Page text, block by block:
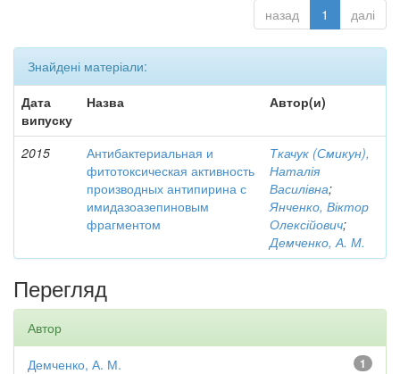
назад 1 далі
Знайдені матеріали:
Дата
випуску
Назва Автор(и)
2015
Антибактериальная и
фитотоксическая активность
производных антипирина с
имидазоазепиновым
фрагментом
Ткачук (Смикун),
Наталія
Василівна;
Янченко, Віктор
Олексійович;
Демченко, А. М.
Перегляд
Автор
1
Демченко, А. М.